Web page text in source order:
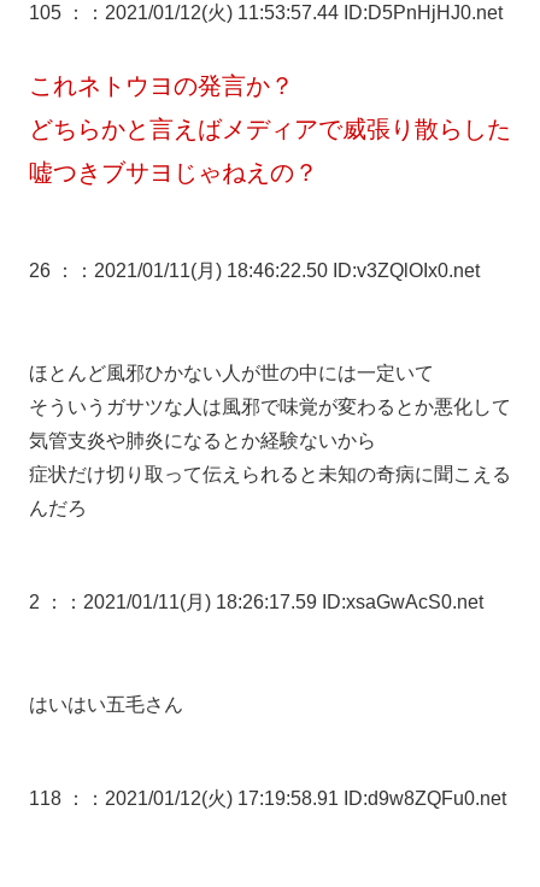
105 ： ：2021/01/12(火) 11:53:57.44 ID:D5PnHjHJ0.net
これネトウヨの発言か？
どちらかと言えばメディアで威張り散らした
嘘つきブサヨじゃねえの？
26 ： ：2021/01/11(月) 18:46:22.50 ID:v3ZQlOIx0.net
ほとんど風邪ひかない人が世の中には一定いて
そういうガサツな人は風邪で味覚が変わるとか悪化して
気管支炎や肺炎になるとか経験ないから
症状だけ切り取って伝えられると未知の奇病に聞こえる
んだろ
2 ： ：2021/01/11(月) 18:26:17.59 ID:xsaGwAcS0.net
はいはい五毛さん
118 ： ：2021/01/12(火) 17:19:58.91 ID:d9w8ZQFu0.net